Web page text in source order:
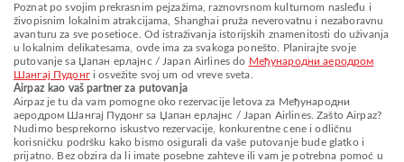
Poznat po svojim prekrasnim pejzažima, raznovrsnom kulturnom nasleđu i
živopisnim lokalnim atrakcijama, Shanghai pruža neverovatnu i nezaboravnu
avanturu za sve posetioce. Od istraživanja istorijskih znamenitosti do uživanja
u lokalnim delikatesama, ovde ima za svakoga ponešto. Planirajte svoje
putovanje sa Џапан ерлајнс / Japan Airlines do Међународни аеродром
Шангај Пудонгi osvežite svoj um od vreve sveta.
Airpaz kao vaš partner za putovanja
Airpaz je tu da vam pomogne oko rezervacije letova za Међународни
аеродром Шангај Пудонг sa Џапан ерлајнс / Japan Airlines. Zašto Airpaz?
Nudimo besprekorno iskustvo rezervacije, konkurentne cene i odličnu
korisničku podršku kako bismo osigurali da vaše putovanje bude glatko i
prijatno. Bez obzira da li imate posebne zahteve ili vam je potrebna pomoć u